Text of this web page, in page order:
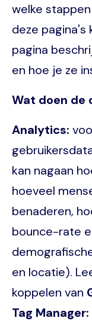
welke
deze pagina's
pagina
en hoe je ze
Wat doen de
Analytics:
kan nagaan
hoeveel
benaderen,
bounce-rate
en locatie).
koppelen van
Tag Manager: